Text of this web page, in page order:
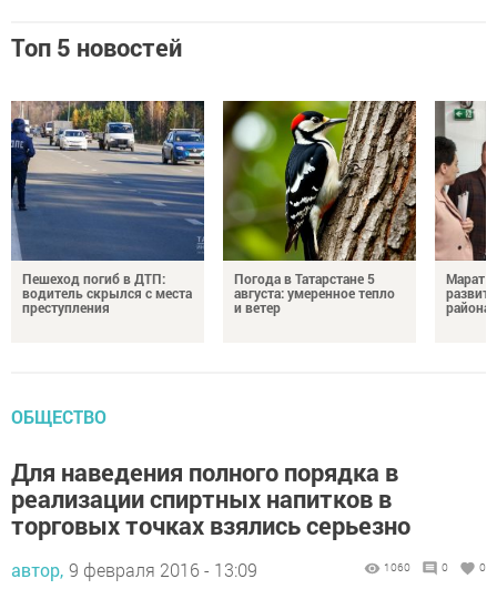
Топ 5 новостей
Пешеход погиб в ДТП:
водитель скрылся с места
преступления
Погода в Татарстане 5
августа: умеренное тепло
и ветер
Марат
района
ОБЩЕСТВО
Для наведения полного порядка в
реализации спиртных напитков в
торговых точках взялись серьезно
автор, 9 февраля 2016 - 13:09 1060 0 0